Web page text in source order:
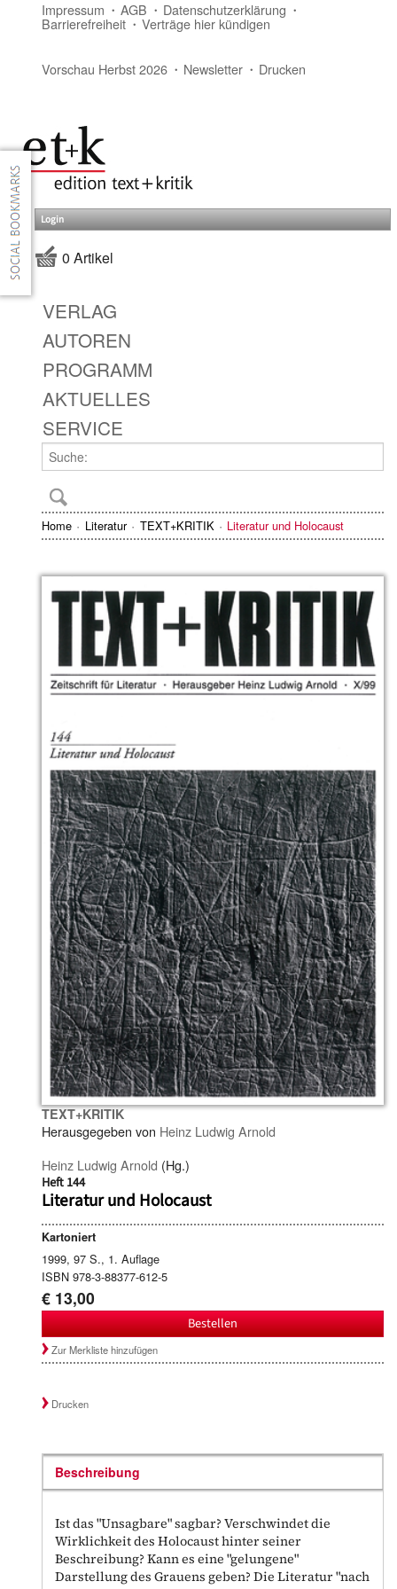
Impressum AGB Datenschutzerklärung
Barrierefreiheit Verträge hier kündigen
Vorschau Herbst 2026 Newsletter Drucken
Login
0 Artikel
VERLAG
AUTOREN
PROGRAMM
AKTUELLES
SERVICE
Home Literatur TEXT+KRITIK Literatur und Holocaust
TEXT+KRITIK
Herausgegeben von Heinz Ludwig Arnold
Heinz Ludwig Arnold (Hg.)
Heft 144
Literatur und Holocaust
Kartoniert
1999, 97 S., 1. Auflage
ISBN 978-3-88377-612-5
€ 13,00
Bestellen
Zur Merkliste hinzufügen
Drucken
Beschreibung
Ist das "Unsagbare" sagbar? Verschwindet die
Wirklichkeit des Holocaust hinter seiner
Beschreibung? Kann es eine "gelungene"
Darstellung des Grauens geben? Die Literatur "nach